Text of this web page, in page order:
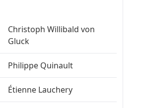
Christoph Willibald von
Gluck
Philippe Quinault
Étienne Lauchery